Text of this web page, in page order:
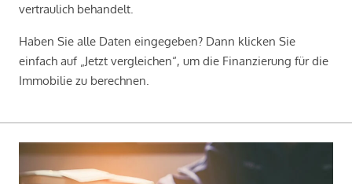
vertraulich behandelt.
Haben Sie alle Daten eingegeben? Dann klicken Sie
einfach auf „Jetzt vergleichen“, um die Finanzierung für die
Immobilie zu berechnen.